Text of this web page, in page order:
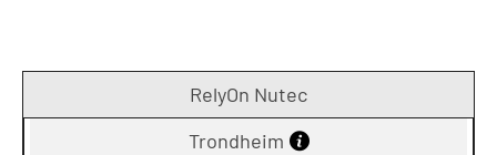
RelyOn Nutec
Trondheim